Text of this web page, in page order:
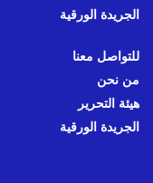
الجريدة الورقية
للتواصل معنا
من نحن
هيئة التحرير
الجريدة الورقية